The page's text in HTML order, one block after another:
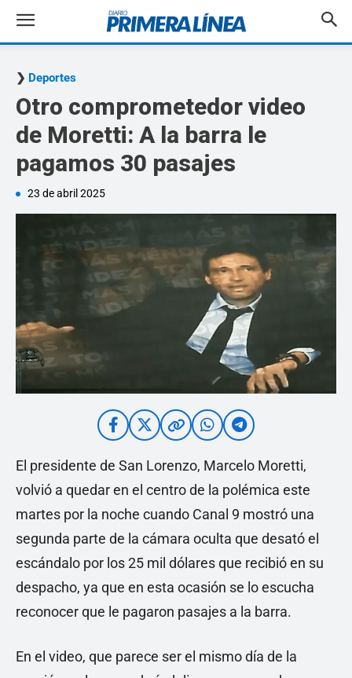
Deportes
Otro comprometedor video
de Moretti: A la barra le
pagamos 30 pasajes
23 de abril 2025
El presidente de San Lorenzo, Marcelo Moretti,
volvió a quedar en el centro de la polémica este
martes por la noche cuando Canal 9 mostró una
segunda parte de la cámara oculta que desató el
escándalo por los 25 mil dólares que recibió en su
despacho, ya que en esta ocasión se lo escucha
reconocer que le pagaron pasajes a la barra.
En el video, que parece ser el mismo día de la